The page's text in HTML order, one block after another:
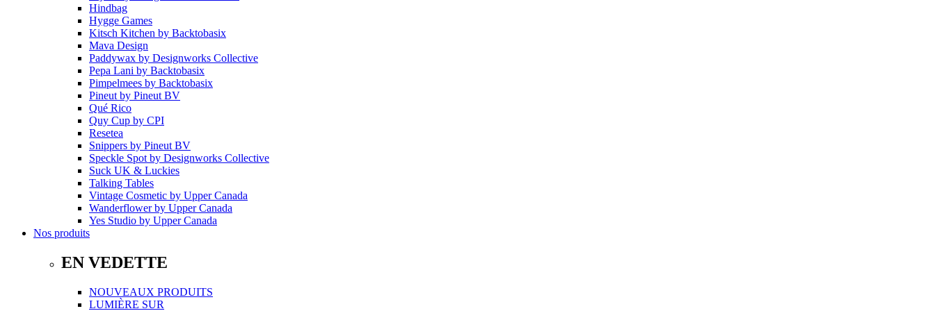
Hindbag
Hygge Games
Kitsch Kitchen by Backtobasix
Mava Design
Paddywax by Designworks Collective
Pepa Lani by Backtobasix
Pimpelmees by Backtobasix
Pineut by Pineut BV
Qué Rico
Quy Cup by CPI
Resetea
Snippers by Pineut BV
Speckle Spot by Designworks Collective
Suck UK & Luckies
Talking Tables
Vintage Cosmetic by Upper Canada
Wanderflowerby Upper Canada
Yes Studio by Upper Canada
Nos produits
EN VEDETTE
NOUVEAUX PRODUITS
LUMIÈRE SUR